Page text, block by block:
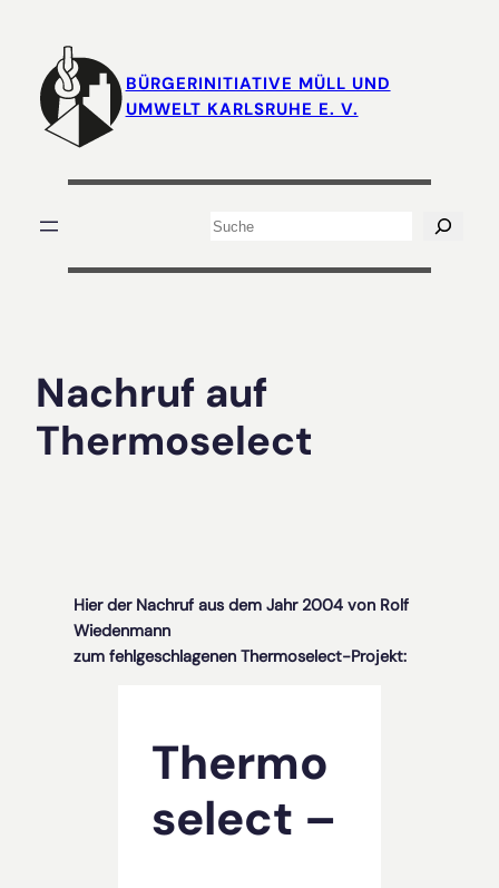
springen
BÜRGERINITIATIVE MÜLL UND
UMWELT KARLSRUHE E. V.
Suchen
Nachruf auf
Thermoselect
Hier der Nachruf aus dem Jahr 2004 von Rolf
Wiedenmann
zum fehlgeschlagenen Thermoselect-Projekt:
Thermo
select –